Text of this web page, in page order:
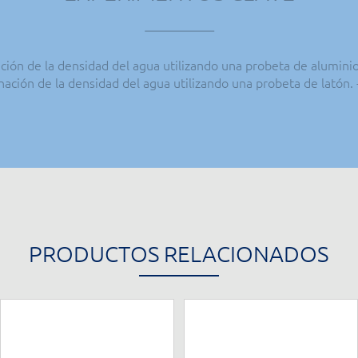
de la densidad del agua utilizando una probeta de
de la densidad del agua utilizando una probeta de latón.
PRODUCTOS RELACIONADOS